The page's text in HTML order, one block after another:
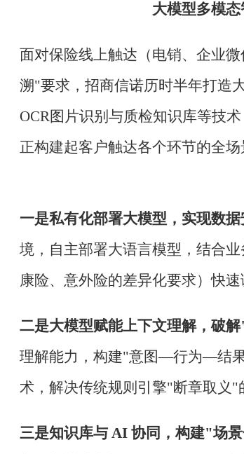
大模型多模
面对保险线上触达（电销、企业
溯"要求，招商信诺历时半年打造
OCR图片识别与质检知识库等技
正构建起客户触达各个环节的全场
一是私有化部署大模型，实现数
境，自主部署大语言模型，结合
康险、意外险的差异化要求）快
二是大模型赋能上下文理解，破解
理解能力，构建"意图—行为—结果
术，解决传统规则引擎"断章取义"
三是知识库与 AI 协同，构建"场景